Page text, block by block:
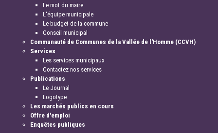
Le mot du maire
L'équipe municipale
Le budget de la commune
Conseil municipal
Communauté de Communes de la Vallée de l'Homme (CCVH)
Services
Les services municipaux
Contactez nos services
Publications
Le Journal
Logotype
Les marchés publics en cours
Offre d'emploi
Enquêtes publiques